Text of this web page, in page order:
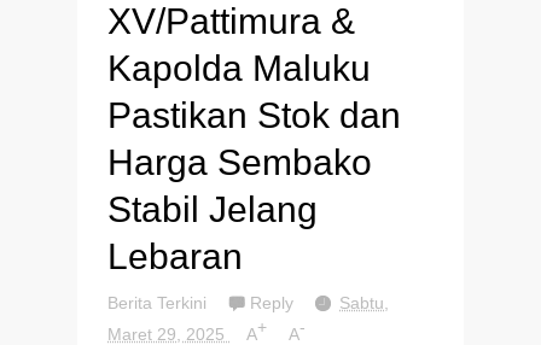
XV/Pattimura &
Kapolda Maluku
Pastikan Stok dan
Harga Sembako
Stabil Jelang
Lebaran
Berita Terkini Reply
Sabtu,
Maret 29, 2025
A+ A-